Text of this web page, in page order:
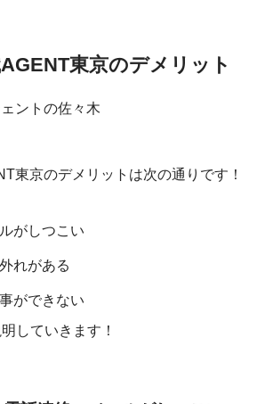
東京のデメリット
東京のデメリットは次の通りです！
がしつこい
れがある
ができない
していきます！